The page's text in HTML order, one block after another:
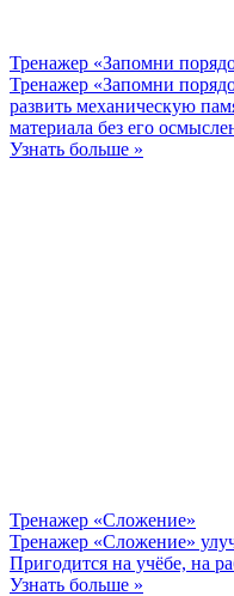
Тренажер «Запомни
Тренажер «Запомни
развить механическую
материала без его
Узнать больше »
Тренажер «Сложение»
Тренажер «Сложение»
Пригодится на учёбе, на
Узнать больше »